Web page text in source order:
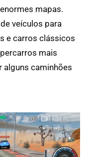
mapas.
veículos para
e carros clássicos
mais
caminhões